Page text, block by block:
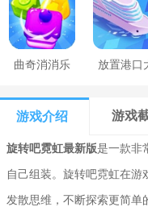
曲奇消消乐 放置港口
游戏介绍 游戏
旋转吧霓虹最新版是一款非
自己组装。旋转吧霓虹在
发散思维，不断探索更简单